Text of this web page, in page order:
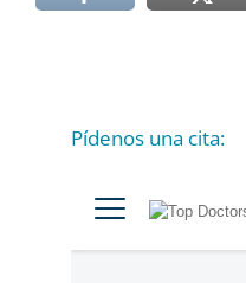
Pídenos una cita:
C